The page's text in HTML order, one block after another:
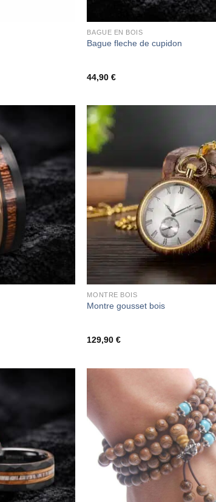
BAGUE EN BOIS
Bague fleche de cupidon
44,90€
MONTRE BOIS
Montre gousset bois
129,90€